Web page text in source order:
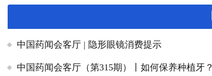
中国药闻会客厅 | 隐形眼镜消费提示
中国药闻会客厅（第315期）丨如何保养种植牙？